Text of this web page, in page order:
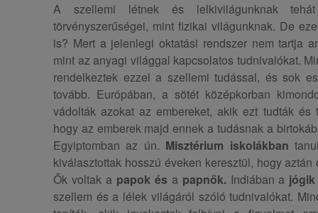
A szellemi létnek és lelkivilágunknak
törvényszerűségei, mint fizikai világunknak. De
is? Mert a jelenlegi oktatási rendszer nem tartja
mint az anyagi világgal kapcsolatos tudnivalókat.
rendelkeztek ezzel a szellemi tudással, és sok
tovább. Európában, a sötét középkorban
vádolták azokat az embereket, akik ezt tudták és
hogy az emberek majd ennek a tudásnak a
Egyiptomban az ún. Misztérium iskolákban
kiválasztottak hosszú éveken keresztül, hogy
Ők voltak a papok és a papnők.Indiában a jógik
szellem és a lélek világáról szóló tudnivalókat.